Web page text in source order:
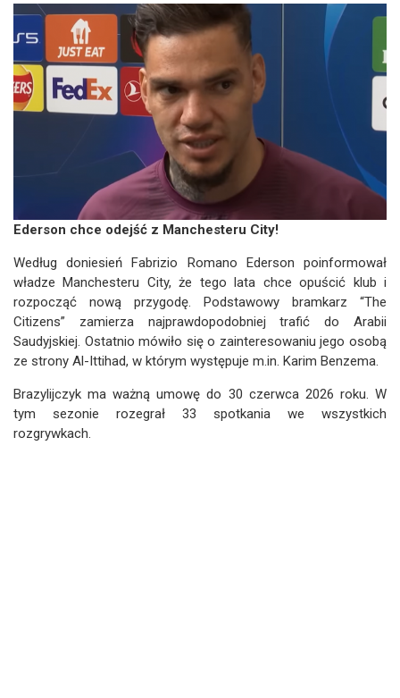
Ederson chce odejść z Manchesteru City!
Według doniesień Fabrizio Romano Ederson poinformował
władze Manchesteru City, że tego lata chce opuścić klub i
rozpocząć nową przygodę. Podstawowy bramkarz “The
Citizens” zamierza najprawdopodobniej trafić do Arabii
Saudyjskiej. Ostatnio mówiło się o zainteresowaniu jego osobą
ze strony Al-Ittihad, w którym występuje m.in. Karim Benzema.
Brazylijczyk ma ważną umowę do 30 czerwca 2026 roku. W
tym sezonie rozegrał 33 spotkania we wszystkich
rozgrywkach.